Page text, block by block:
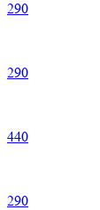
290
290
440
290